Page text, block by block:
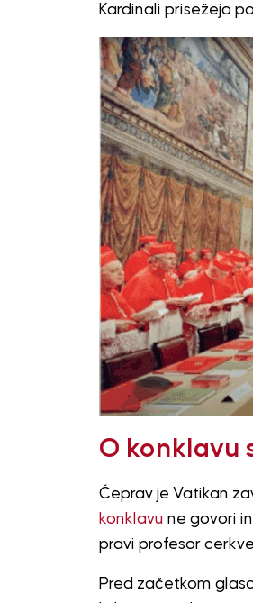
Kardinali prisežejo
O konklavu
Čeprav je Vatikan
konklavu ne govori
pravi profesor
Pred začetkom